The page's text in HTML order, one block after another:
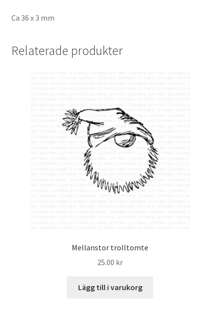
Ca 36 x 3 mm
Relaterade produkter
Mellanstor trolltomte
25.00 kr
Lägg till i varukorg